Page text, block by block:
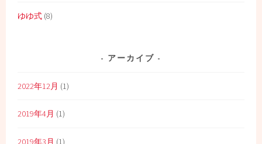
ゆゆ式 (8)
アーカイブ
2022年12月 (1)
2019年4月 (1)